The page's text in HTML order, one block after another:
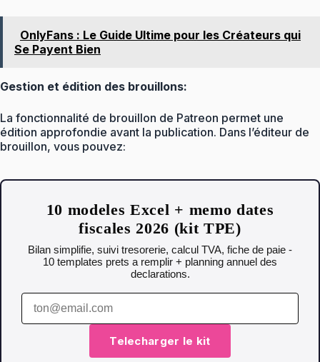
OnlyFans : Le Guide Ultime pour les Créateurs qui
Se Payent Bien
Gestion et édition des brouillons:
La fonctionnalité de brouillon de Patreon permet une
édition approfondie avant la publication. Dans l’éditeur de
brouillon, vous pouvez:
10 modeles Excel + memo dates
fiscales 2026 (kit TPE)
Bilan simplifie, suivi tresorerie, calcul TVA, fiche de paie -
10 templates prets a remplir + planning annuel des
declarations.
Telecharger le kit